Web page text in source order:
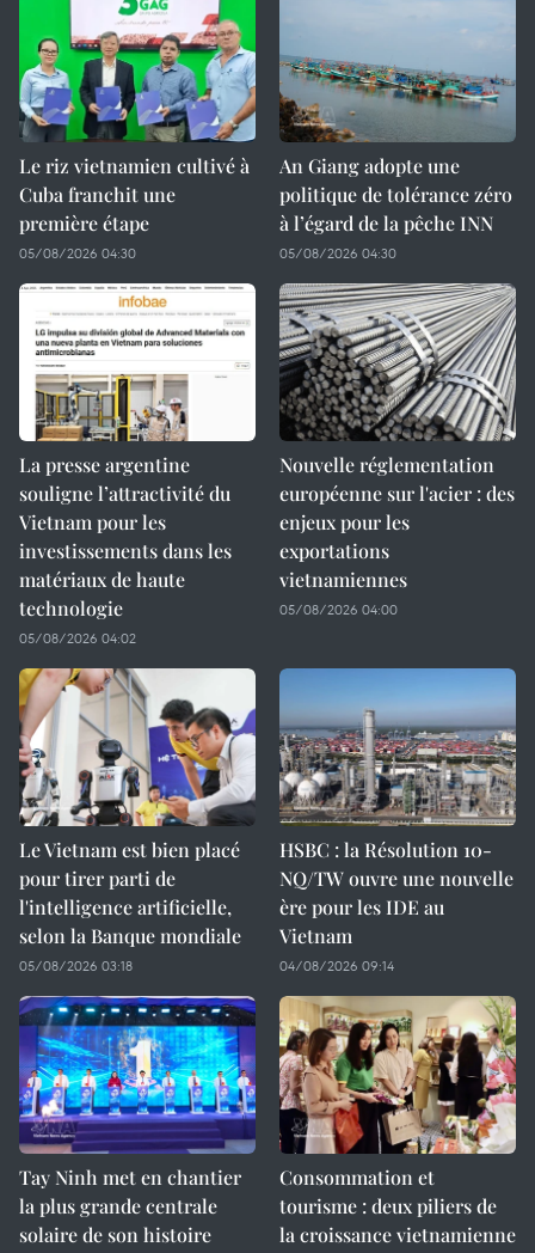
Le riz vietnamien cultivé à
Cuba franchit une
première étape
05/08/2026 04:30
An Giang adopte une
politique de tolérance zéro
à l’égard de la pêche INN
05/08/2026 04:30
La presse argentine
souligne l’attractivité du
Vietnam pour les
investissements dans les
matériaux de haute
technologie
05/08/2026 04:02
Nouvelle réglementation
européenne sur l'acier : des
enjeux pour les
exportations
vietnamiennes
05/08/2026 04:00
Le Vietnam est bien placé
pour tirer parti de
l'intelligence artificielle,
selon la Banque mondiale
05/08/2026 03:18
HSBC : la Résolution 10-
NQ/TW ouvre une nouvelle
ère pour les IDE au
Vietnam
04/08/2026 09:14
Tay Ninh met en chantier
la plus grande centrale
solaire de son histoire
Consommation et
tourisme : deux piliers de
la croissance vietnamienne